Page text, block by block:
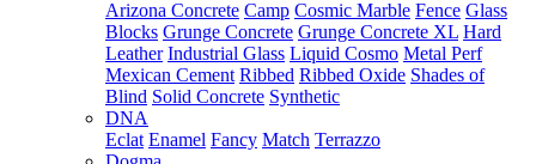
Arizona Concrete Camp Cosmic Marble Fence Glass
Blocks Grunge Concrete Grunge Concrete XL Hard
Leather Industrial Glass Liquid Cosmo Metal Perf
Mexican Cement Ribbed Ribbed Oxide Shades of
Blind Solid Concrete Synthetic
DNA
Eclat Enamel Fancy Match Terrazzo